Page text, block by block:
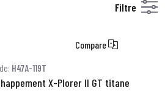
Filtre
Compare
H47A-119T
X-Plorer II GT titane